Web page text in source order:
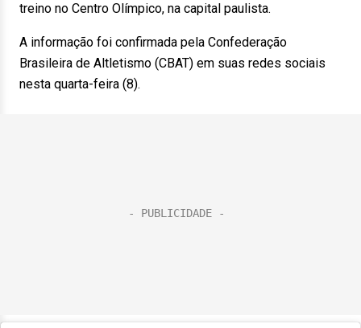
treino no Centro Olímpico, na capital paulista.
A informação foi confirmada pela Confederação
Brasileira de Altletismo (CBAT) em suas redes sociais
nesta quarta-feira (8).